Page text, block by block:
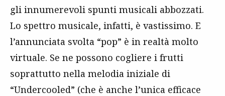
gli innumerevoli spunti musicali abbozzati.
Lo spettro musicale, infatti, è vastissimo. E
l’annunciata svolta “pop” è in realtà molto
virtuale. Se ne possono cogliere i frutti
soprattutto nella melodia iniziale di
“Undercooled” (che è anche l’unica efficace